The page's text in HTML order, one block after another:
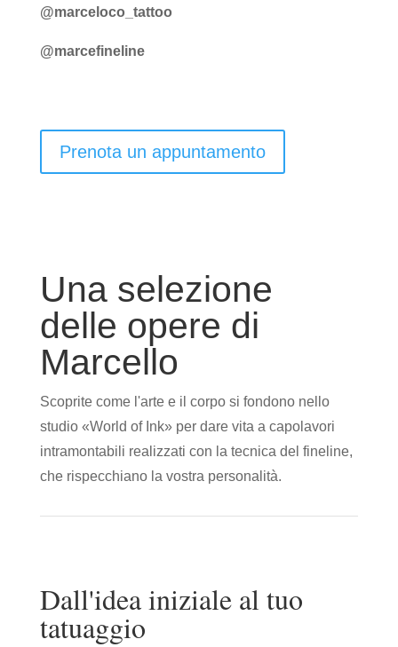
@marceloco_tattoo
@marcefineline
Prenota un appuntamento
Una selezione
delle opere di
Marcello
Scoprite come l'arte e il corpo si fondono nello
studio «World of Ink» per dare vita a capolavori
intramontabili realizzati con la tecnica del fineline,
che rispecchiano la vostra personalità.
Dall'idea iniziale al tuo
tatuaggio